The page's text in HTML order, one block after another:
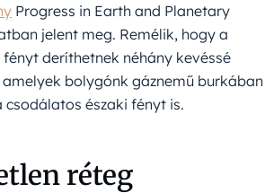
Progress in Earth and Planetary
jelent meg. Remélik, hogy a
deríthetnek néhány kevéssé
bolygónk gáznemű burkában
csodálatos északi fényt is.
réteg